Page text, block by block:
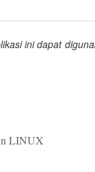
ini dapat
LINUX